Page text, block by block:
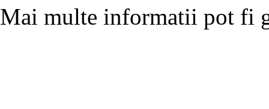
Mai multe informatii pot fi